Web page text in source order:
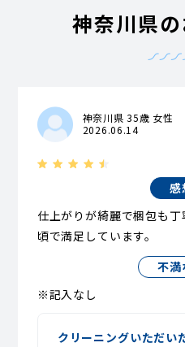
神奈川県
神奈川県 35歳 女性
2026.06.14
感
仕上がりが綺麗で梱包も
頃で満足しています。
不満
※記入なし
クリーニングいただい